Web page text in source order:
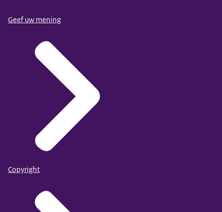
Geef uw mening
Copyright